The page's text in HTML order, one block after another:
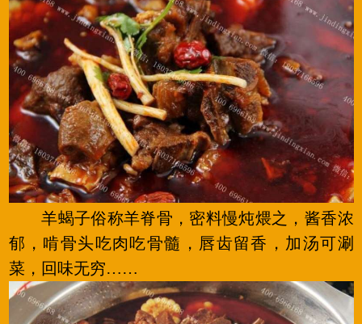
羊蝎子俗称羊脊骨，密料慢炖煨之，酱香浓
郁，啃骨头吃肉吃骨髓，唇齿留香，加汤可涮
菜，回味无穷……